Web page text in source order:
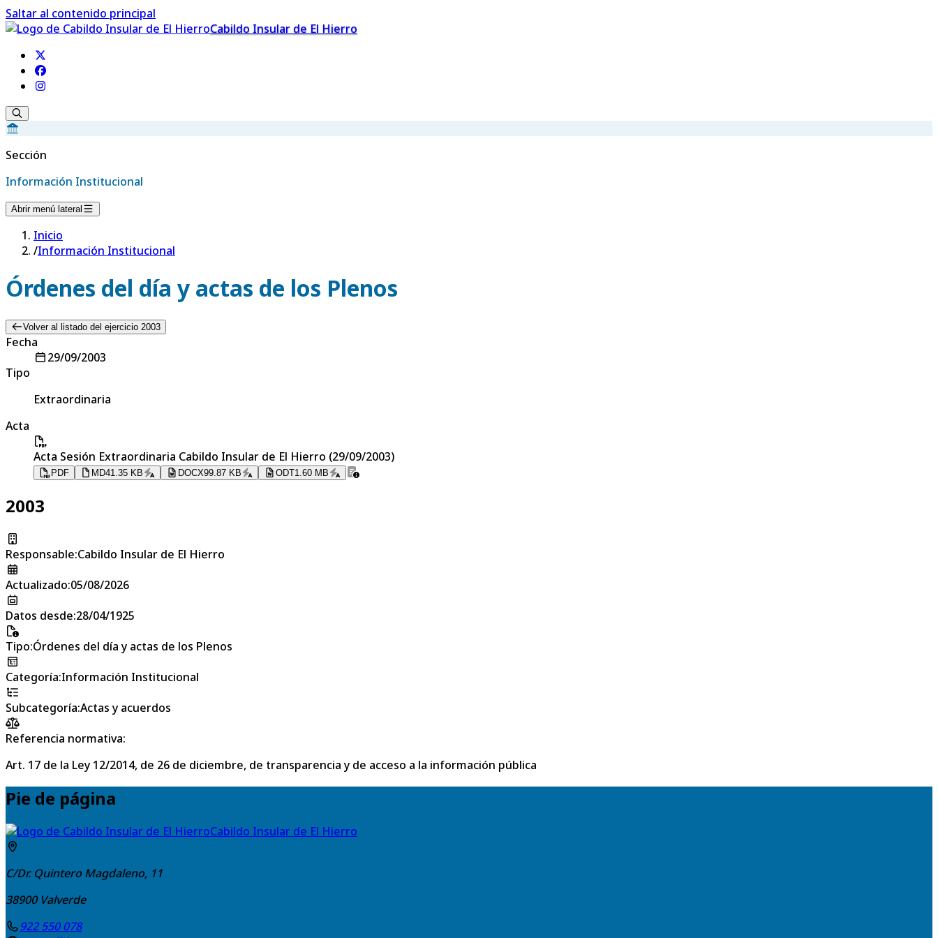
Saltar al contenido principal
Cabildo Insular de El Hierro
Sección
Información Institucional
Abrir menú lateral
Inicio
/Información Institucional
Órdenes del día y actas de los Plenos
Volver al listado del ejercicio 2003
Fecha
29/09/2003
Tipo
Extraordinaria
Acta
Acta Sesión Extraordinaria Cabildo Insular de El Hierro (29/09/2003)
PDF MD41.35 KB DOCX99.87 KB ODT1.60 MB
2003
Responsable:Cabildo Insular de El Hierro
Actualizado:05/08/2026
Datos desde:28/04/1925
Tipo:Órdenes del día y actas de los Plenos
Categoría:Información Institucional
Subcategoría:Actas y acuerdos
Referencia normativa:
Art. 17 de la Ley 12/2014, de 26 de diciembre, de transparencia y de acceso a la información pública
Pie de página
Cabildo Insular de El Hierro
C/Dr. Quintero Magdaleno, 11
38900 Valverde
922 550 078